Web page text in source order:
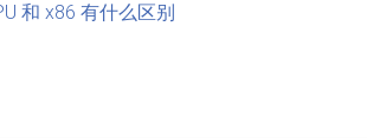
和 x86 有什么区别